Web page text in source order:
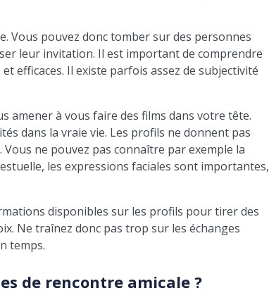
Vous pouvez donc tomber sur des personnes
leur invitation. Il est important de comprendre
efficaces. Il existe parfois assez de subjectivité
amener à vous faire des films dans votre tête.
dans la vraie vie. Les profils ne donnent pas
ne pouvez pas connaître par exemple la
les expressions faciales sont importantes,
disponibles sur les profils pour tirer des
Ne traînez donc pas trop sur les échanges
temps.
de rencontre amicale ?